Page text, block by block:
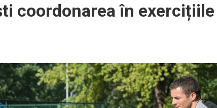
coordonarea în exercițiile